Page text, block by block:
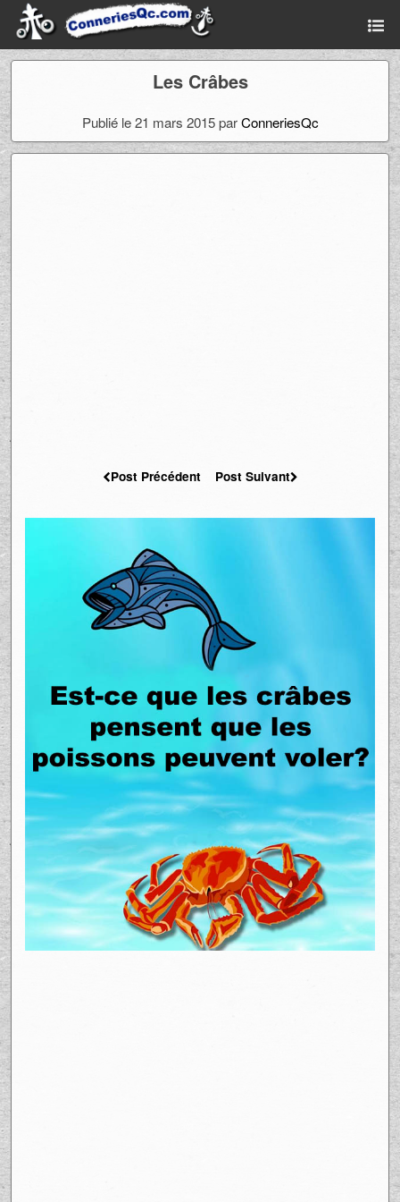
Les Crâbes
Publié le 21 mars 2015 parConneriesQc
Post Précédent Post Suivant